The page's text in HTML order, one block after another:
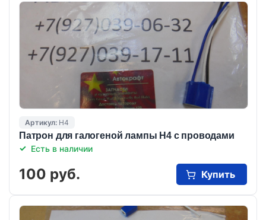
Артикул: Н4
Патрон для галогеной лампы Н4 с проводами
Есть в наличии
100 руб. Купить